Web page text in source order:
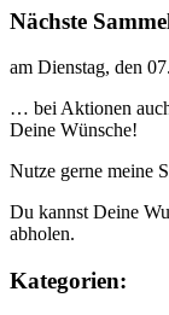
Nächste
am Dienstag, den
… bei Aktionen
Deine Wünsche!
Nutze gerne meine
Du kannst Deine
abholen.
Kategorien: